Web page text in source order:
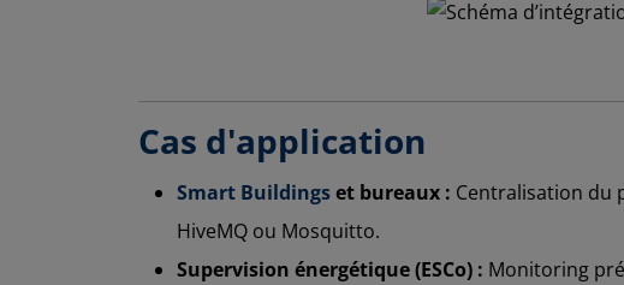
Cas d'application
Smart Buildingset bureaux : Centralisation du
HiveMQ ou Mosquitto.
Supervision énergétique (ESCo) : Monitoring